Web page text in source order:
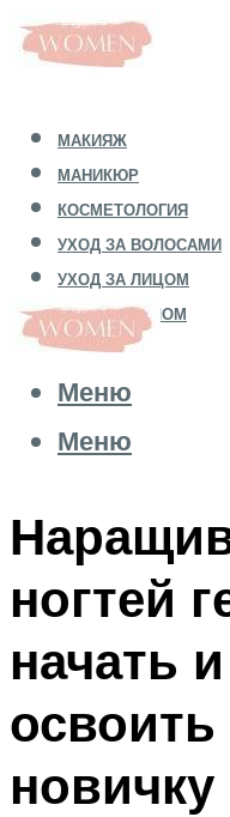
МАКИЯЖ
МАНИКЮР
КОСМЕТОЛОГИЯ
УХОД ЗА ВОЛОСАМИ
УХОД ЗА ЛИЦОМ
УХОД ЗА ТЕЛОМ
Меню
Меню
ногтей
начать
новичку